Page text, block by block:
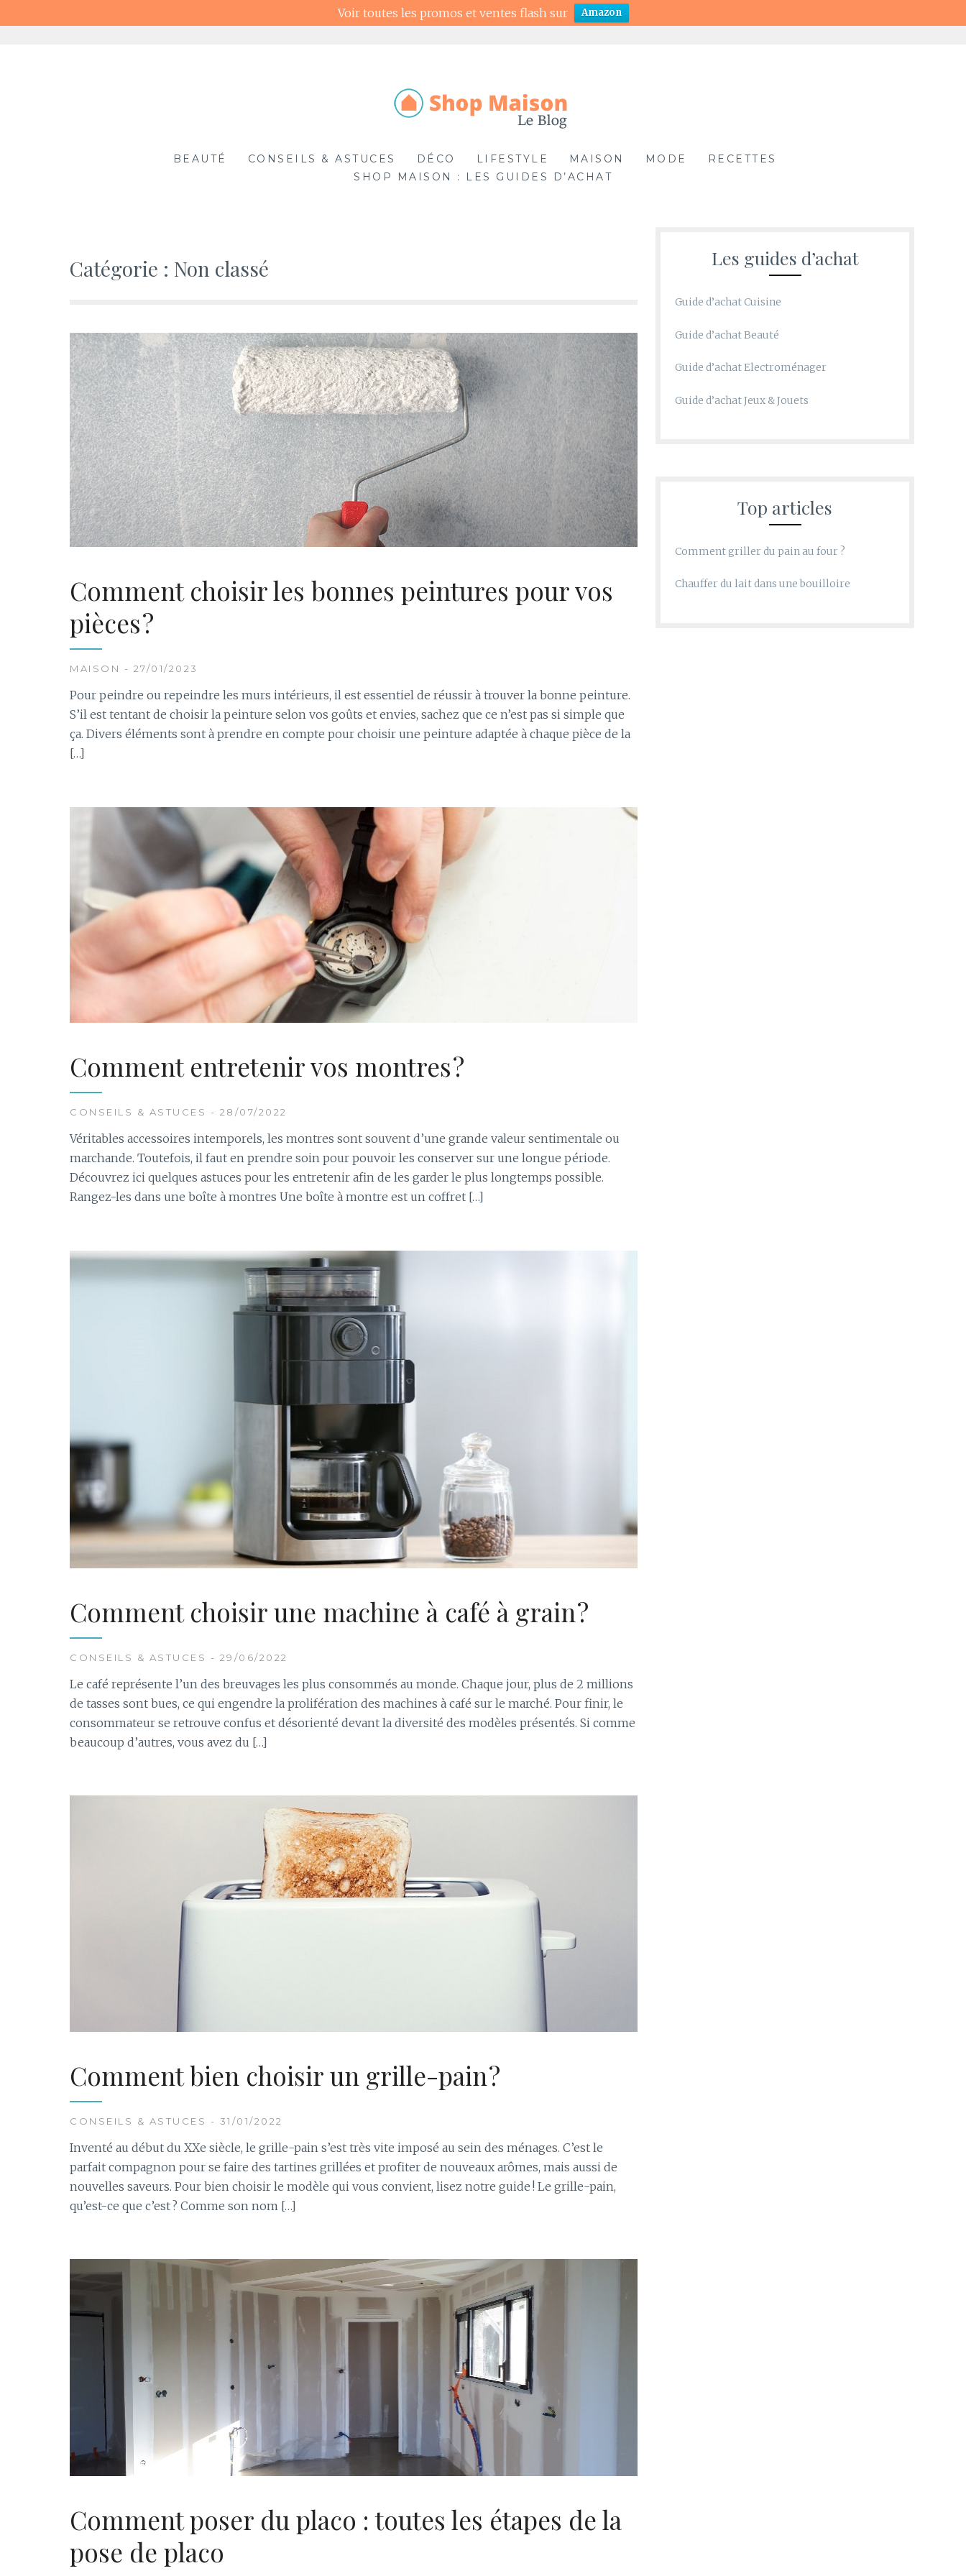
Voir toutes les promos et ventes flash sur Amazon
Blog Shop Maison
BEAUTÉ CONSEILS & ASTUCES DÉCO LIFESTYLE MAISON MODE
RECETTES
SHOP MAISON : LES GUIDES D’ACHAT
Catégorie : Non classé
Comment choisir les bonnes peintures pour vos
pièces ?
MAISON - 27/01/2023
Pour peindre ou repeindre les murs intérieurs, il est essentiel de réussir à trouver la bonne peinture.
S’il est tentant de choisir la peinture selon vos goûts et envies, sachez que ce n’est pas si simple que
ça. Divers éléments sont à prendre en compte pour choisir une peinture adaptée à chaque pièce de la
[…]
Comment entretenir vos montres ?
CONSEILS & ASTUCES - 28/07/2022
Véritables accessoires intemporels, les montres sont souvent d’une grande valeur sentimentale ou
marchande. Toutefois, il faut en prendre soin pour pouvoir les conserver sur une longue période.
Découvrez ici quelques astuces pour les entretenir afin de les garder le plus longtemps possible.
Rangez-les dans une boîte à montres Une boîte à montre est un coffret […]
Comment choisir une machine à café à grain ?
CONSEILS & ASTUCES - 29/06/2022
Le café représente l’un des breuvages les plus consommés au monde. Chaque jour, plus de 2 millions
de tasses sont bues, ce qui engendre la prolifération des machines à café sur le marché. Pour finir, le
consommateur se retrouve confus et désorienté devant la diversité des modèles présentés. Si comme
beaucoup d’autres, vous avez du […]
Comment bien choisir un grille-pain ?
CONSEILS & ASTUCES - 31/01/2022
Inventé au début du XXe siècle, le grille-pain s’est très vite imposé au sein des ménages. C’est le
parfait compagnon pour se faire des tartines grillées et profiter de nouveaux arômes, mais aussi de
nouvelles saveurs. Pour bien choisir le modèle qui vous convient, lisez notre guide ! Le grille-pain,
qu’est-ce que c’est ? Comme son nom […]
Comment poser du placo : toutes les étapes de la
pose de placo
Les guides d’achat
Guide d’achat Cuisine
Guide d’achat Beauté
Guide d’achat Electroménager
Guide d’achat Jeux & Jouets
Top articles
Comment griller du pain au four ?
Chauffer du lait dans une bouilloire